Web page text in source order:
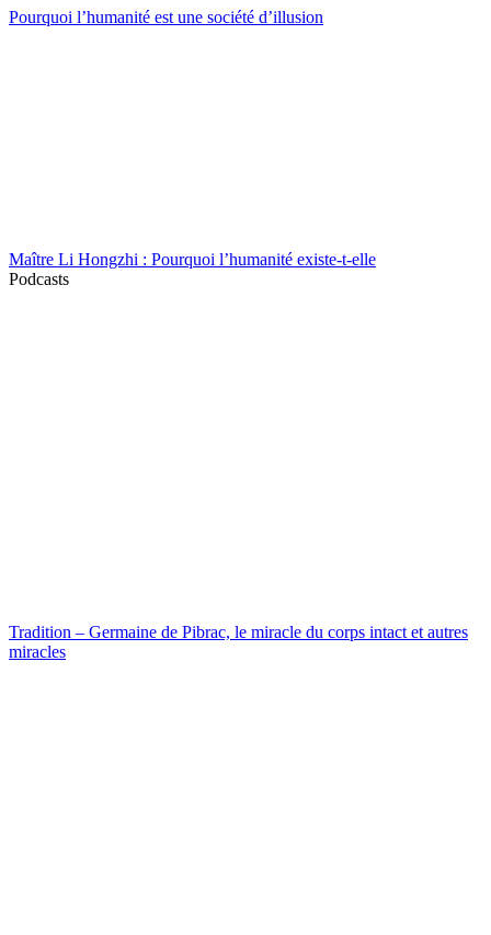
Pourquoi l’humanité est une société d’illusion
Maître Li Hongzhi : Pourquoi l’humanité existe-t-elle
Podcasts
Tradition – Germaine de Pibrac, le miracle du corps intact et autres
miracles